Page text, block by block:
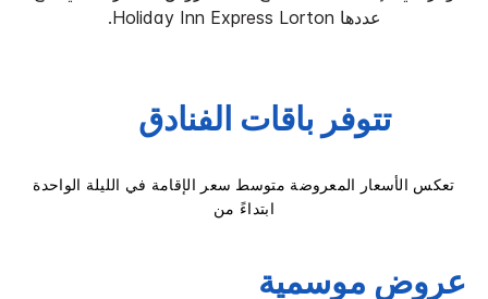
عددها
Holiday Inn Express Lorton
.
تتوفر باقات الفنادق
تعكس الأسعار المعروضة متوسط سعر الإقامة في الليلة الواحدة
ابتداءً من
عروض موسمية